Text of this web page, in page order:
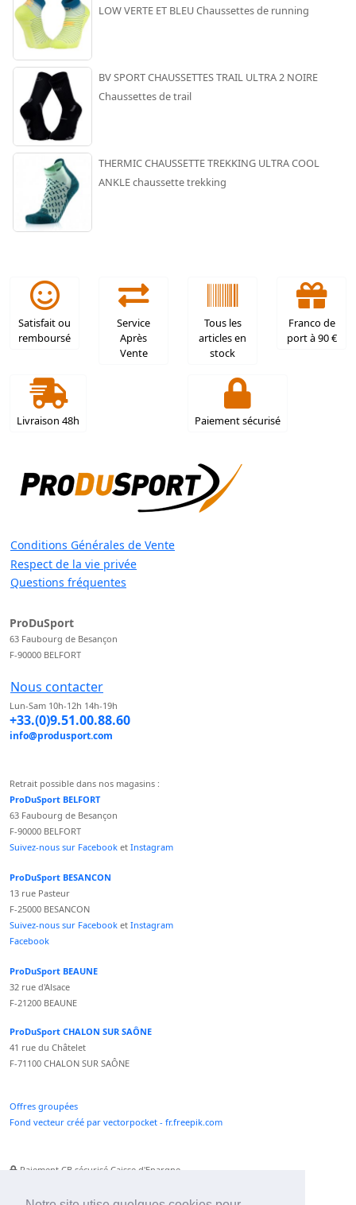
LOW VERTE ET BLEU Chaussettes de running
BV SPORT CHAUSSETTES TRAIL ULTRA 2 NOIRE
Chaussettes de trail
THERMIC CHAUSSETTE TREKKING ULTRA COOL
ANKLE chaussette trekking
Satisfait ou
remboursé
Service
Après
Vente
Tous les
articles en
stock
Franco de
port à 90 €
Livraison 48h Paiement sécurisé
Conditions Générales de Vente
Respect de la vie privée
Questions fréquentes
ProDuSport
63 Faubourg de Besançon
F-90000 BELFORT
Nous contacter
Lun-Sam 10h-12h 14h-19h
+33.(0)9.51.00.88.60
info@produsport.com
Retrait possible dans nos magasins :
ProDuSport BELFORT
63 Faubourg de Besançon
F-90000 BELFORT
Suivez-nous sur Facebook et Instagram
ProDuSport BESANCON
13 rue Pasteur
F-25000 BESANCON
Suivez-nous sur Facebook et Instagram
Facebook
ProDuSport BEAUNE
32 rue d'Alsace
F-21200 BEAUNE
ProDuSport CHALON SUR SAÔNE
41 rue du Châtelet
F-71100 CHALON SUR SAÔNE
Offres groupées
Fond vecteur créé par vectorpocket - fr.freepik.com
Paiement CB sécurisé Caisse d'Epargne
Paiement Paypal accepté